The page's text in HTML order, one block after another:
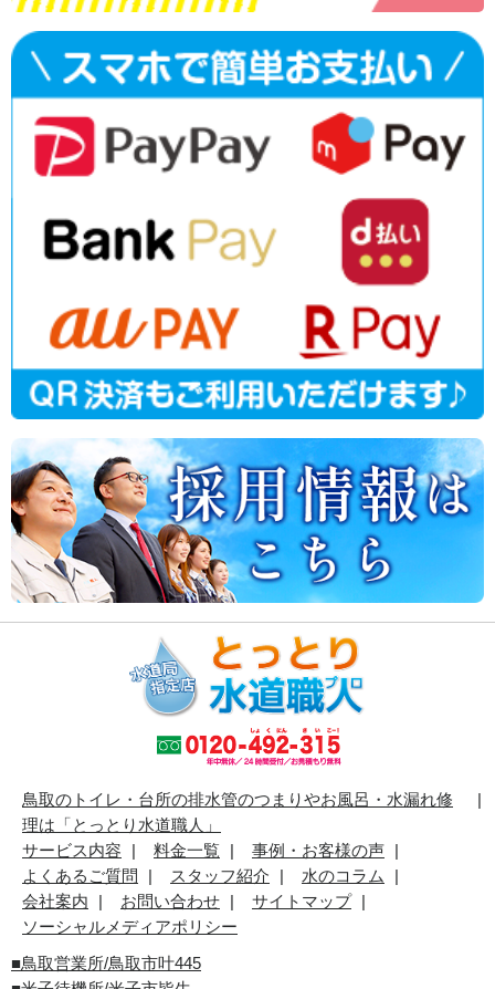
鳥取のトイレ・台所の排水管のつまりやお風呂・水漏れ修
理は「とっとり水道職人」
サービス内容
料金一覧
事例・お客様の声
よくあるご質問
スタッフ紹介
水のコラム
会社案内
お問い合わせ
サイトマップ
ソーシャルメディアポリシー
■鳥取営業所/鳥取市叶445